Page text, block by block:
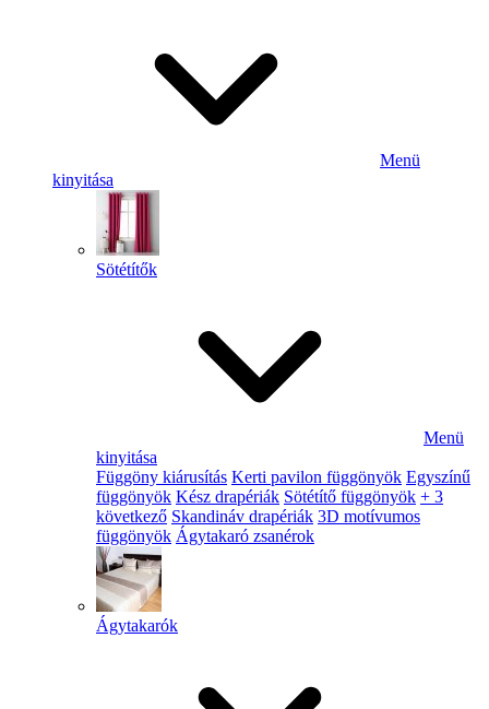
Menü
kinyitása
Sötétítők
Menü
kinyitása
Függöny kiárusítás Kerti pavilon függönyök Egyszínű
függönyök Kész drapériák Sötétítő függönyök + 3
következő Skandináv drapériák 3D motívumos
függönyök Ágytakaró zsanérok
Ágytakarók